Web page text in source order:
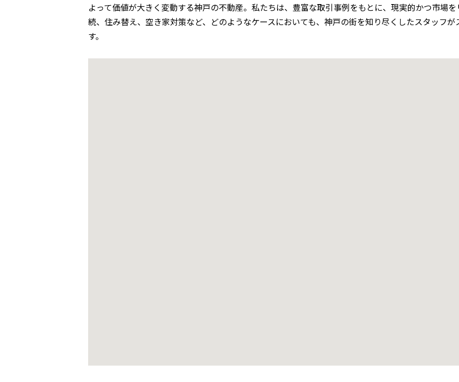
よって価値が大きく変動する神戸の不動産。私たちは、豊富な取引事例をもとに、現実的かつ市場
続、住み替え、空き家対策など、どのようなケースにおいても、神戸の街を知り尽くしたスタッフ
す。